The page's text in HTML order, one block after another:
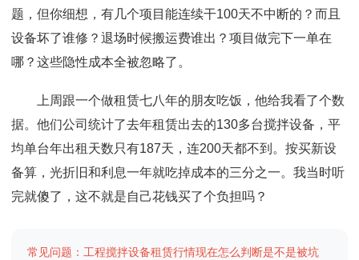
题，但你细想，有几个项目能连续干100天不中断的？而且
设备坏了谁修？退场时候搬运费谁出？项目做完下一单在
哪？这些隐性成本全被忽略了。
上周跟一个做租赁七八年的朋友吃饭，他给我看了个数
据。他们公司统计了去年租赁出去的130多台搅拌设备，平
均单台年出租天数只有187天，连200天都不到。按买新设
备算，光折旧和利息一年就吃掉成本的三分之一。我当时听
完就傻了，这不就是自己花钱买了个负担吗？
常见问题：工程搅拌设备租赁行情现在怎么判断是不是被坑